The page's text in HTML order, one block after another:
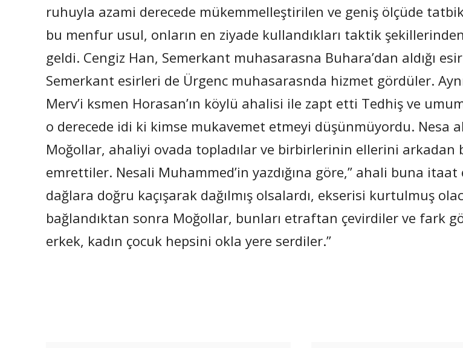
ruhuyla azami derecede mükemmelleştirilen ve geniş ölçüde
bu menfur usul, onların en ziyade kullandıkları taktik
geldi. Cengiz Han, Semerkant muhasarasna Buhara’dan aldığı
Semerkant esirleri de Ürgenc muhasarasnda hizmet gördüler.
Merv’i ksmen Horasan’ın köylü ahalisi ile zapt etti Tedhiş ve
o derecede idi ki kimse mukavemet etmeyi düşünmüyordu. Nesa
Moğollar, ahaliyi ovada topladılar ve birbirlerinin ellerini arkadan
emrettiler. Nesali Muhammed’in yazdığına göre,” ahali buna
dağlara doğru kaçışarak dağılmış olsalardı, ekserisi kurtulmuş
bağlandıktan sonra Moğollar, bunları etraftan çevirdiler ve fark
erkek, kadın çocuk hepsini okla yere serdiler.”